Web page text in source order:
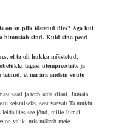
on su pilk tõstetud üles? Aga kui
himustab sind. Kuid sina pead
et ta oli hukka mõistetud,
tagasi ülempreestrite ja
teinud, et ma ära andsin süütu
saati ja teeb seda siiani. Jumala
seismiseks, sest vaevalt Ta muidu
üles see jõud, mille Jumal
on valik, mis määrab meie